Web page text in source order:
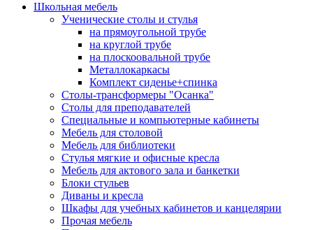
Школьная мебель
Ученические столы и стулья
на прямоугольной трубе
на круглой трубе
на плоскоовальной трубе
Металлокаркасы
Комплект сиденье+спинка
Столы-трансформеры "Осанка"
Столы для преподавателей
Специальные и компьютерные кабинеты
Мебель для столовой
Мебель для библиотеки
Стулья мягкие и офисные кресла
Мебель для актового зала и банкетки
Блоки стульев
Диваны и кресла
Шкафы для учебных кабинетов и канцелярии
Прочая мебель